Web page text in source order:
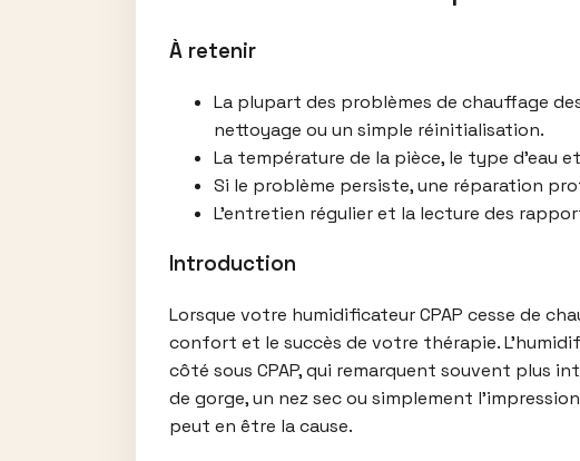
À retenir
La plupart des problèmes de chauffage
nettoyage ou un simple réinitialisation.
La température de la pièce, le type d’eau
Si le problème persiste, une réparation
L’entretien régulier et la lecture des
Introduction
Lorsque votre humidificateur CPAP cesse de
confort et le succès de votre thérapie.
côté sous CPAP, qui remarquent souvent plus
de gorge, un nez sec ou simplement
peut en être la cause.